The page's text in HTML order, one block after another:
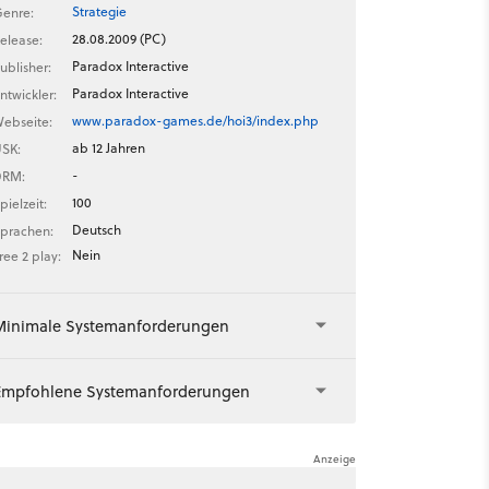
Strategie
28.08.2009 (PC)
Paradox Interactive
Paradox Interactive
www.paradox-games.de/hoi3/index.php
ab 12 Jahren
-
100
Deutsch
2 play:
Nein
Systemanforderungen
Systemanforderungen